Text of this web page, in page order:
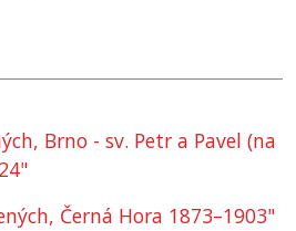
Brno - sv. Petr a Pavel (na
Černá Hora 1873–1903"